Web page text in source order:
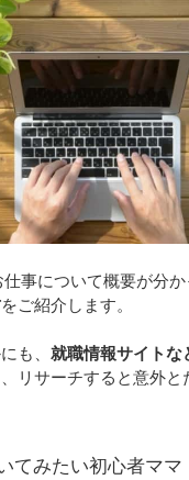
事について概要が分か
をご紹介します。
も、 就職情報サイトな
リサーチすると意外と
てみたい初心者ママ